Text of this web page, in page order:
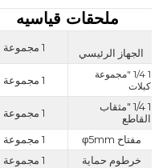
ملحقات قياسيه
الجهاز الرئيسي 1 مجموعة
كبلات
1 مجموعة
1 1/4 "مثقاب
القاطع
1 مجموعة
مفتاح φ5mm
1 مجموعة
خرطوم حماية
1 مجموعة